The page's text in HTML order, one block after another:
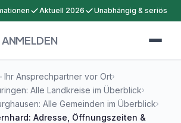
Aktuell 2026 Unabhängig & seriös
ANMELDEN
Ihr Ansprechpartner vor Ort›
Alle Landkreise im Überblick›
Alle Gemeinden im Überblick›
Adresse, Öffnungszeiten &